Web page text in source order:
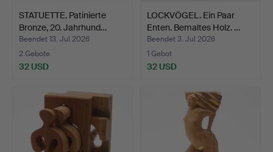
STATUETTE. Patinierte
Bronze, 20. Jahrhund…
Beendet 13. Jul 2026
2 Gebote
32 USD
LOCKVÖGEL. Ein Paar
Enten. Bemaltes Holz. …
Beendet 3. Jul 2026
1 Gebot
32 USD